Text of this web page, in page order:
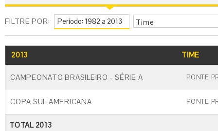
FILTRE POR: Time
2013 TIME
CAMPEONATO BRASILEIRO - SÉRIE A PONTE
COPA SUL AMERICANA PONTE
TOTAL 2013